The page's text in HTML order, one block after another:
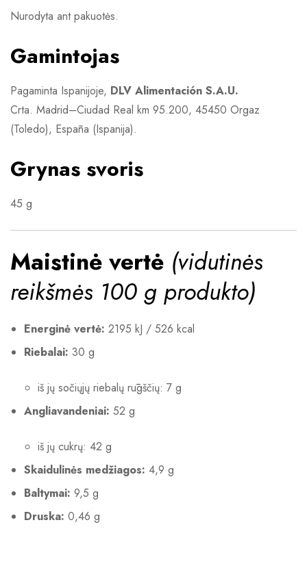
Nurodyta ant pakuotės.
Gamintojas
Pagaminta Ispanijoje, DLV Alimentación S.A.U.
Crta. Madrid–Ciudad Real km 95.200, 45450 Orgaz
(Toledo), España (Ispanija).
Grynas svoris
45 g
Maistinė vertė (vidutinės
reikšmės 100 g produkto)
Energinė vertė: 2195 kJ / 526 kcal
Riebalai: 30 g
iš jų sočiųjų riebalų rūgščių: 7 g
Angliavandeniai: 52 g
iš jų cukrų: 42 g
Skaidulinės medžiagos: 4,9 g
Baltymai: 9,5 g
Druska: 0,46 g